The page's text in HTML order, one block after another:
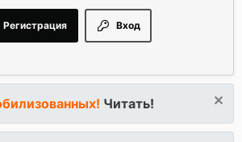
Вход
Регистрация
Читать!